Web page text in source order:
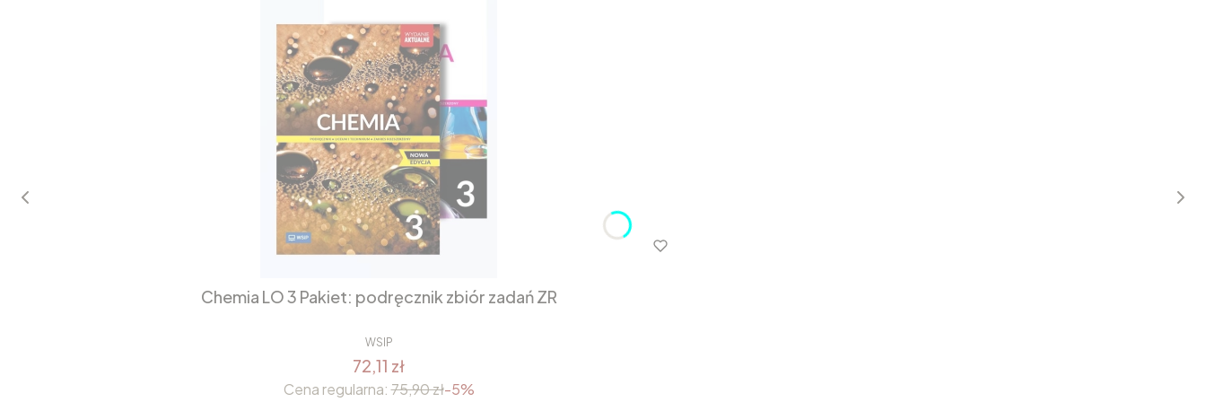
Chemia LO 3 Pakiet: podręcznik zbiór zadań ZR
WSIP
72,11 zł
Cena regularna: 75,90 zł-5%